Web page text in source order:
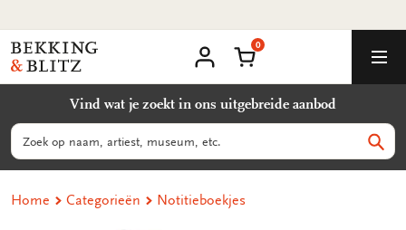
naar
content
Bekking
&
B.V.
account
Winkelmand
0
Vind wat je zoekt in ons uitgebreide aanbod
Zoeken
Home Categorieën Notitieboekjes